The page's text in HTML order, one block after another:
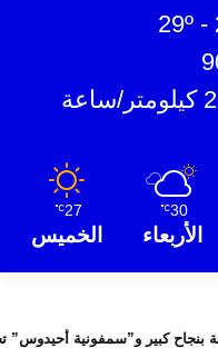
30
℃
الأربعاء
27
℃
الخميس
دورته الثامنة بنجاح كبير